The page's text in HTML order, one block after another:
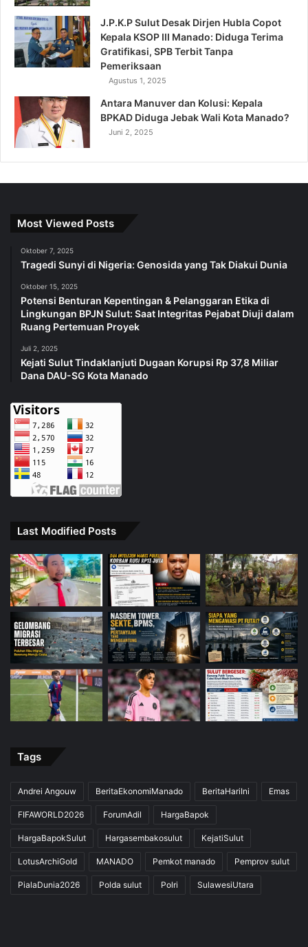
J.P.K.P Sulut Desak Dirjen Hubla Copot
Kepala KSOP III Manado: Diduga Terima
Gratifikasi, SPB Terbit Tanpa
Pemeriksaan
Agustus 1, 2025
Antara Manuver dan Kolusi: Kepala
BPKAD Diduga Jebak Wali Kota Manado?
Juni 2, 2025
Most Viewed Posts
Oktober 7, 2025
Tragedi Sunyi di Nigeria: Genosida yang Tak Diakui Dunia
Oktober 15, 2025
Potensi Benturan Kepentingan & Pelanggaran Etika di
Lingkungan BPJN Sulut: Saat Integritas Pejabat Diuji dalam
Ruang Pertemuan Proyek
Juli 2, 2025
Kejati Sulut Tindaklanjuti Dugaan Korupsi Rp 37,8 Miliar
Dana DAU-SG Kota Manado
Last Modified Posts
Tags
Andrei Angouw BeritaEkonomiManado BeritaHariIni Emas
FIFAWORLD2026 ForumAdil HargaBapok
HargaBapokSulut Hargasembakosulut KejatiSulut
LotusArchiGold MANADO Pemkot manado Pemprov sulut
PialaDunia2026 Polda sulut Polri SulawesiUtara